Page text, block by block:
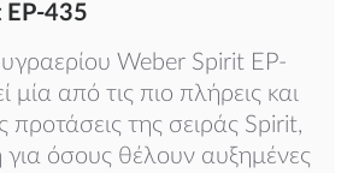
EP-435
Weber Spirit EP-
μία από τις πιο πλήρεις και
προτάσεις της σειράς Spirit,
για όσους θέλουν αυξημένες